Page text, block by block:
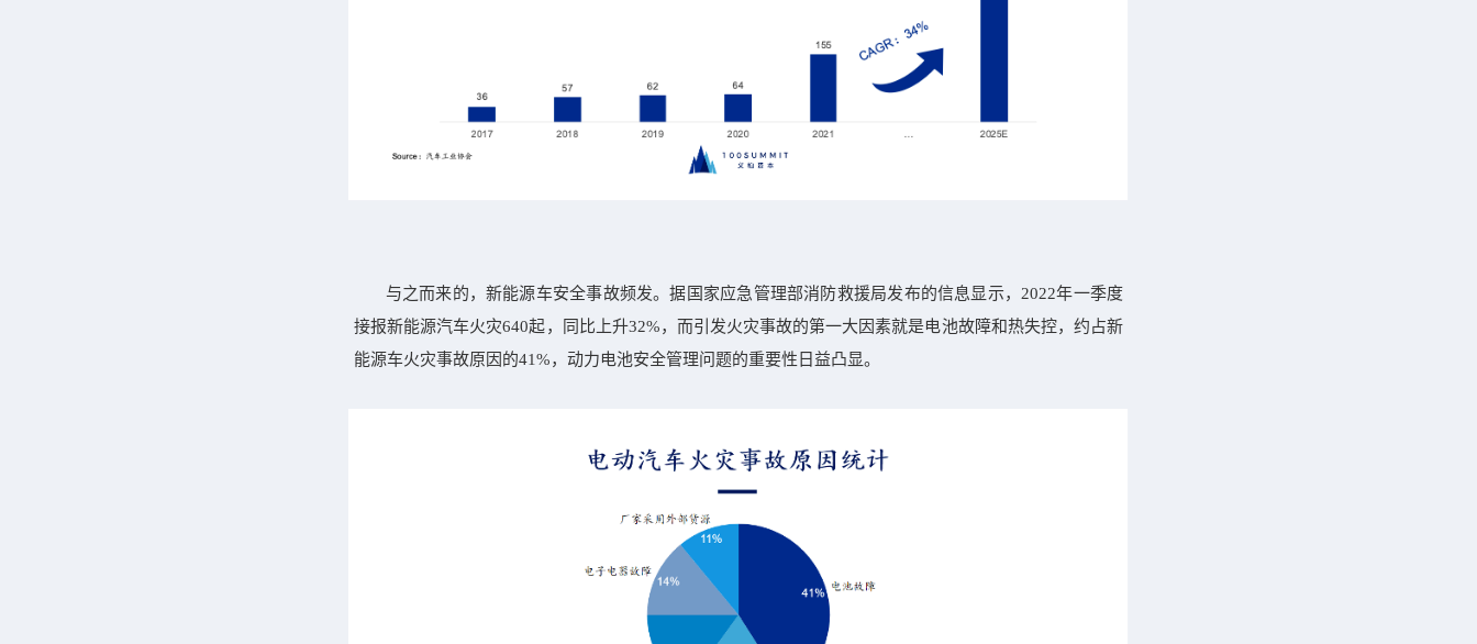
与之而来的，新能源车安全事故频发。据国家应急管理部消防救援局发布的信息显示，2022年一季度
接报新能源汽车火灾640起，同比上升32%，而引发火灾事故的第一大因素就是电池故障和热失控，约占新
能源车火灾事故原因的41%，动力电池安全管理问题的重要性日益凸显。